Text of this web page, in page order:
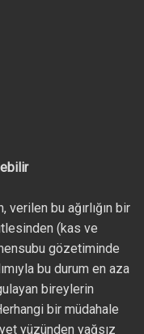
bu ağırlığın bir
(kas ve
gözetiminde
bu durum en aza
bireylerin
bir müdahale
yüzünden yağsız